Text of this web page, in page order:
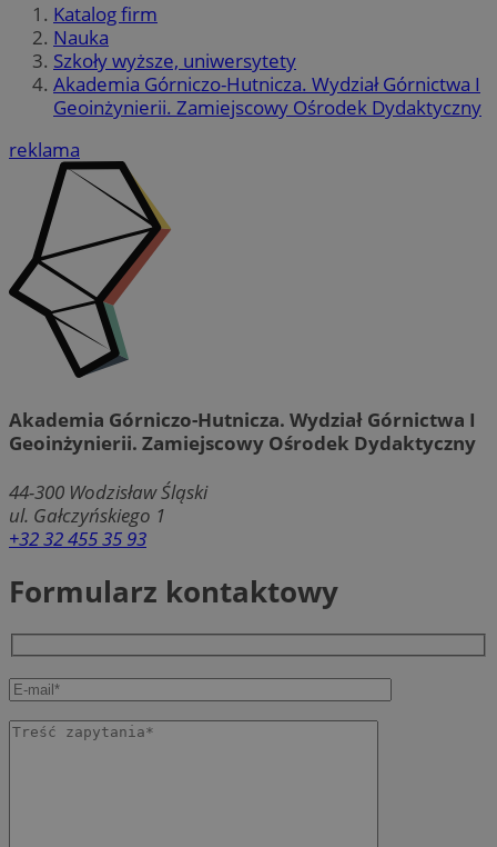
Katalog firm
Nauka
Szkoły wyższe, uniwersytety
Akademia Górniczo-Hutnicza. Wydział Górnictwa I
Geoinżynierii. Zamiejscowy Ośrodek Dydaktyczny
reklama
Akademia Górniczo-Hutnicza. Wydział Górnictwa I
Geoinżynierii. Zamiejscowy Ośrodek Dydaktyczny
44-300 Wodzisław Śląski
ul. Gałczyńskiego 1
+32 32 455 35 93
Formularz kontaktowy